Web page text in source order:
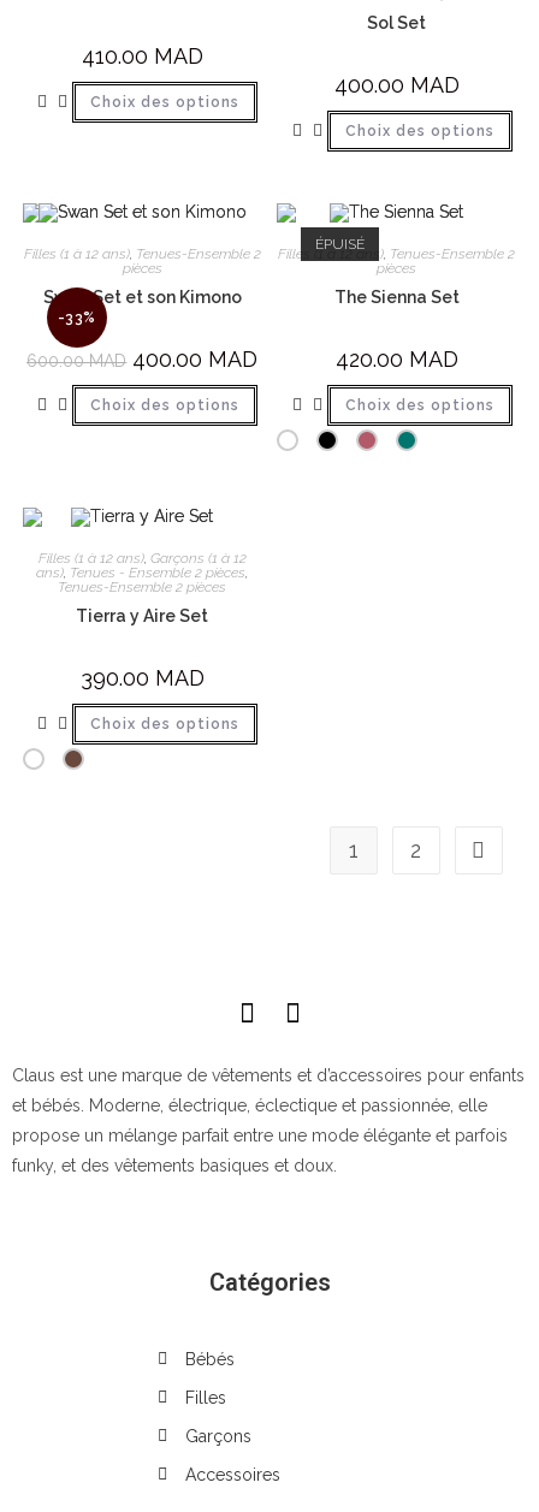
410.00 MAD
Choix des options
Sol Set
400.00 MAD
Choix des options
-33%
Filles (1 à 12 ans), Tenues-Ensemble 2
pièces
Swan Set et son Kimono
600.00MAD 400.00 MAD
Choix des options
ÉPUISÉ
Filles (1 à 12 ans), Tenues-Ensemble 2
pièces
The Sienna Set
420.00 MAD
Choix des options
Filles (1 à 12 ans), Garçons (1 à 12
ans), Tenues - Ensemble 2 pièces,
Tenues-Ensemble 2 pièces
Tierra y Aire Set
390.00 MAD
Choix des options
1 2
Claus est une marque de vêtements et d’accessoires pour enfants
et bébés. Moderne, électrique, éclectique et passionnée, elle
propose un mélange parfait entre une mode élégante et parfois
funky, et des vêtements basiques et doux.
Catégories
Bébés
Filles
Garçons
Accessoires